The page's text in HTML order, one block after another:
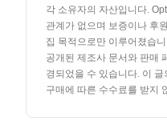
각 소유자의 자산입니다.
관계가 없으며 보증이나 후
집 목적으로만 이루어졌습
공개된 제조사 문서와 판매
경되었을 수 있습니다. 이
구매에 따른 수수료를 받지